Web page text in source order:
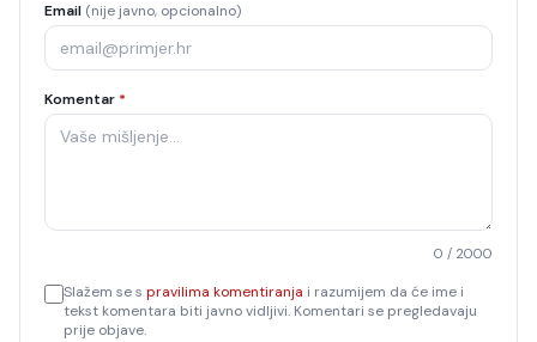
Email (nije javno, opcionalno)
Komentar *
0 / 2000
Slažem se s pravilima komentiranja i razumijem da će ime i
tekst komentara biti javno vidljivi. Komentari se pregledavaju
prije objave.